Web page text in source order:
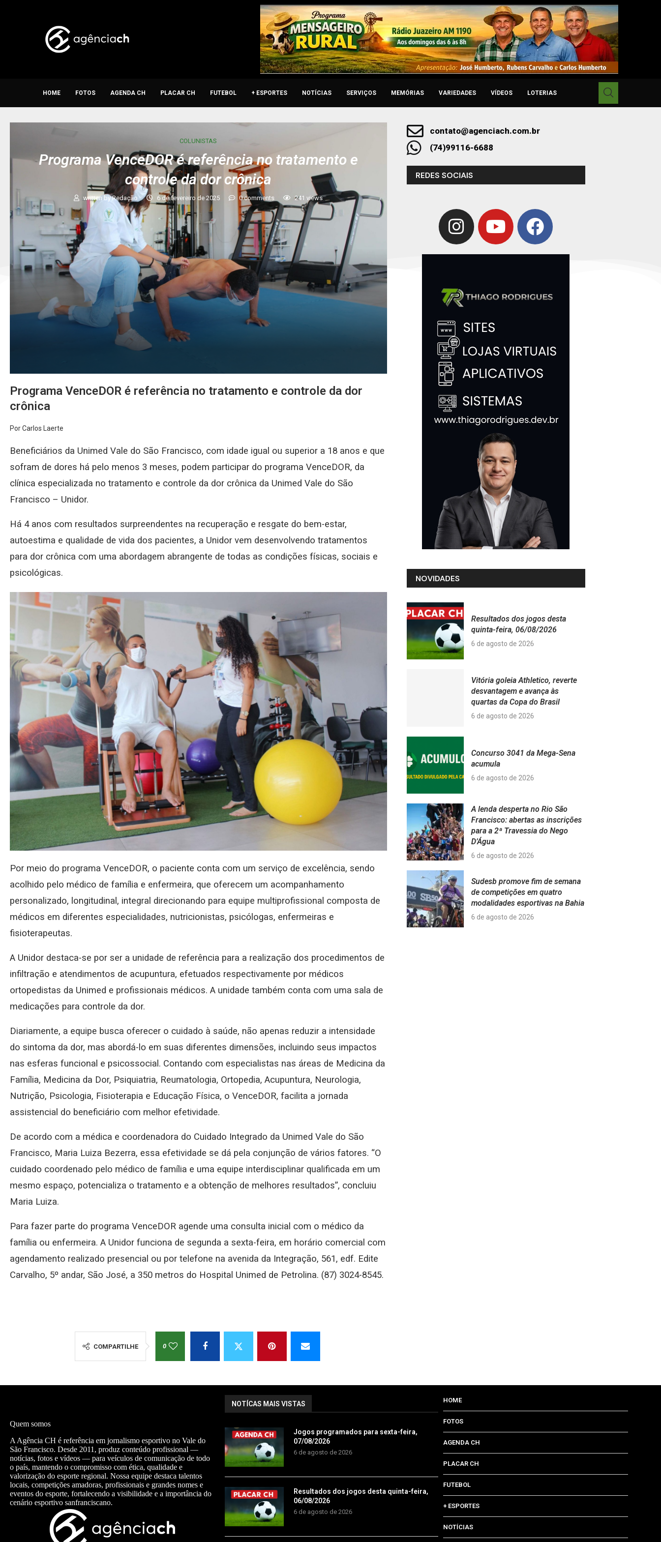
HOME FOTOS AGENDA CH PLACAR CH FUTEBOL + ESPORTES NOTÍCIAS SERVIÇOS MEMÓRIAS VARIEDADES VÍDEOS LOTERIAS
COLUNISTAS
Programa VenceDOR é referência no tratamento e
controle da dor crônica
written byRedação 6 de fevereiro de 2025 0 comments 241 views
Programa VenceDOR é referência no tratamento e controle da dor
crônica
Por Carlos Laerte
Beneficiários da Unimed Vale do São Francisco, com idade igual ou superior a 18 anos e que
sofram de dores há pelo menos 3 meses, podem participar do programa VenceDOR, da
clínica especializada no tratamento e controle da dor crônica da Unimed Vale do São
Francisco – Unidor.
Há 4 anos com resultados surpreendentes na recuperação e resgate do bem-estar,
autoestima e qualidade de vida dos pacientes, a Unidor vem desenvolvendo tratamentos
para dor crônica com uma abordagem abrangente de todas as condições físicas, sociais e
psicológicas.
Por meio do programa VenceDOR, o paciente conta com um serviço de excelência, sendo
acolhido pelo médico de família e enfermeira, que oferecem um acompanhamento
personalizado, longitudinal, integral direcionando para equipe multiprofissional composta de
médicos em diferentes especialidades, nutricionistas, psicólogas, enfermeiras e
fisioterapeutas.
A Unidor destaca-se por ser a unidade de referência para a realização dos procedimentos de
infiltração e atendimentos de acupuntura, efetuados respectivamente por médicos
ortopedistas da Unimed e profissionais médicos. A unidade também conta com uma sala de
medicações para controle da dor.
Diariamente, a equipe busca oferecer o cuidado à saúde, não apenas reduzir a intensidade
do sintoma da dor, mas abordá-lo em suas diferentes dimensões, incluindo seus impactos
nas esferas funcional e psicossocial. Contando com especialistas nas áreas de Medicina da
Família, Medicina da Dor, Psiquiatria, Reumatologia, Ortopedia, Acupuntura, Neurologia,
Nutrição, Psicologia, Fisioterapia e Educação Física, o VenceDOR, facilita a jornada
assistencial do beneficiário com melhor efetividade.
De acordo com a médica e coordenadora do Cuidado Integrado da Unimed Vale do São
Francisco, Maria Luiza Bezerra, essa efetividade se dá pela conjunção de vários fatores. “O
cuidado coordenado pelo médico de família e uma equipe interdisciplinar qualificada em um
mesmo espaço, potencializa o tratamento e a obtenção de melhores resultados”, concluiu
Maria Luiza.
Para fazer parte do programa VenceDOR agende uma consulta inicial com o médico da
família ou enfermeira. A Unidor funciona de segunda a sexta-feira, em horário comercial com
agendamento realizado presencial ou por telefone na avenida da Integração, 561, edf. Edite
Carvalho, 5º andar, São José, a 350 metros do Hospital Unimed de Petrolina. (87) 3024-8545.
COMPARTILHE 0
contato@agenciach.com.br
(74)99116-6688
REDES SOCIAIS
NOVIDADES
Resultados dos jogos desta
quinta-feira, 06/08/2026
6 de agosto de 2026
Vitória goleia Athletico, reverte
desvantagem e avança às
quartas da Copa do Brasil
6 de agosto de 2026
Concurso 3041 da Mega-Sena
acumula
6 de agosto de 2026
A lenda desperta no Rio São
Francisco: abertas as inscrições
para a 2ª Travessia do Nego
D’Água
6 de agosto de 2026
Sudesb promove fim de semana
de competições em quatro
modalidades esportivas na Bahia
6 de agosto de 2026
Quem somos
A Agência CH é referência em jornalismo esportivo no Vale do
São Francisco. Desde 2011, produz conteúdo profissional —
notícias, fotos e vídeos — para veículos de comunicação de todo
o país, mantendo o compromisso com ética, qualidade e
valorização do esporte regional. Nossa equipe destaca talentos
locais, competições amadoras, profissionais e grandes nomes e
eventos do esporte, fortalecendo a visibilidade e a importância do
cenário esportivo sanfranciscano.
NOTÍCAS MAIS VISTAS
Jogos programados para sexta-feira,
07/08/2026
6 de agosto de 2026
Resultados dos jogos desta quinta-feira,
06/08/2026
6 de agosto de 2026
HOME
FOTOS
AGENDA CH
PLACAR CH
FUTEBOL
+ ESPORTES
NOTÍCIAS